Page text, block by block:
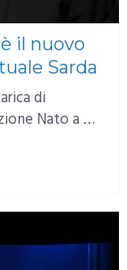
il nuovo
Sarda
di
Nato a …